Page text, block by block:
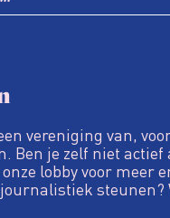
vereniging van,
Ben je zelf niet
lobby voor meer
steunen?